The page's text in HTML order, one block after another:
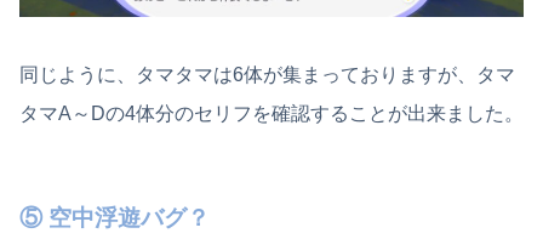
同じように、タマタマは6体が集まっておりますが、タマ
タマA～Dの4体分のセリフを確認することが出来ました。
⑤ 空中浮遊バグ？